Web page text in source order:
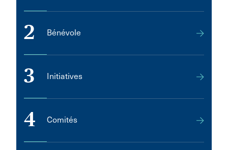
2 Bénévole
3 Initiatives
4 Comités